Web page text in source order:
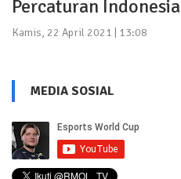
Percaturan Indonesia
Kamis, 22 April 2021 | 13:08
MEDIA SOSIAL